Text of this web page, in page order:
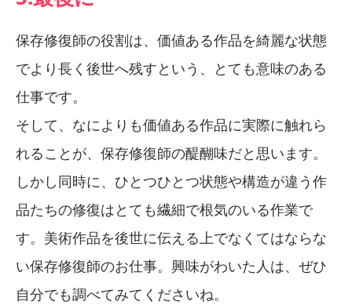
保存修復師の役割は、価値ある作品を綺麗な状態
でより長く後世へ残すという、とても意味のある
仕事です。
そして、なによりも価値ある作品に実際に触れら
れることが、保存修復師の醍醐味だと思います。
しかし同時に、ひとつひとつ状態や構造が違う作
品たちの修復はとても繊細で根気のいる作業で
す。美術作品を後世に伝える上でなくてはならな
い保存修復師のお仕事。興味がわいた人は、ぜひ
自分でも調べてみてくださいね。